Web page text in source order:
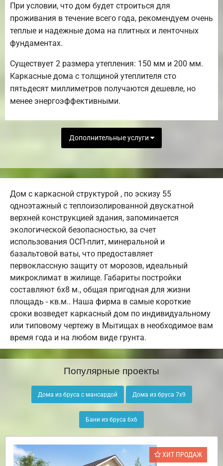
При условии, что дом будет строиться для
проживания в течение всего года, рекомендуем очень
теплые и надежные дома на плитных и ленточных
фундаментах.
Существует 2 размера утепления: 150 мм и 200 мм.
Каркасные дома с толщиной утеплителя сто
пятьдесят миллиметров получаются дешевле, но
менее энергоэффективными.
Дополнительные услуги
Дом с каркасной структурой , по эскизу 55
одноэтажный с теплоизолированной двускатной
верхней конструкцией здания, запоминается
экологической безопасностью, за счет
использования ОСП-плит, минеральной и
базальтовой ваты, что предоставляет
первоклассную защиту от морозов, идеальный
микроклимат в жилище. Габариты постройки
составляют 6х8 м., общая пригодная для жизни
площадь - кв.м.. Наша фирма в самые короткие
сроки возведет каркасный дом по индивидуальному
или типовому чертежу в Мытищах в необходимое вам
время года и на любом виде грунта.
Популярные проекты
Дома из бруса с мансардой Дома из бруса 7х9
Бани из бруса 6х6
ХИТ ПРОДАЖ